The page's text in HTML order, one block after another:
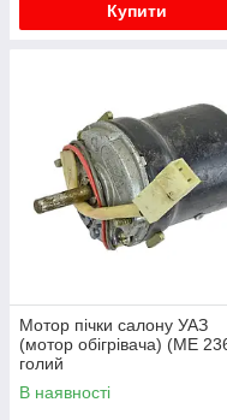
Купити
Мотор пічки салону УАЗ
(мотор обігрівача) (МЕ
голий
В наявності